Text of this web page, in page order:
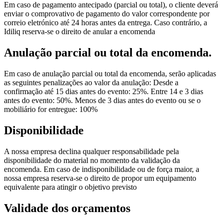
Em caso de pagamento antecipado (parcial ou total), o cliente deverá
enviar o comprovativo de pagamento do valor correspondente por
correio eletrónico até 24 horas antes da entrega. Caso contrário, a
Idiliq reserva-se o direito de anular a encomenda
Anulação parcial ou total da encomenda.
Em caso de anulação parcial ou total da encomenda, serão aplicadas
as seguintes penalizações ao valor da anulação: Desde a
confirmação até 15 dias antes do evento: 25%. Entre 14 e 3 dias
antes do evento: 50%. Menos de 3 dias antes do evento ou se o
mobiliário for entregue: 100%
Disponibilidade
A nossa empresa declina qualquer responsabilidade pela
disponibilidade do material no momento da validação da
encomenda. Em caso de indisponibilidade ou de força maior, a
nossa empresa reserva-se o direito de propor um equipamento
equivalente para atingir o objetivo previsto
Validade dos orçamentos